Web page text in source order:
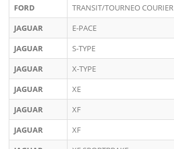
FORD
TRANSIT/TOURNEO COURIER
JAGUAR
E-PACE
JAGUAR
S-TYPE
JAGUAR
X-TYPE
JAGUAR
XE
JAGUAR
XF
JAGUAR
XF